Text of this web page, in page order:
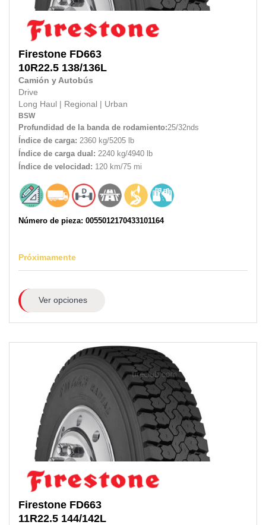
Firestone FD663
10R22.5 138/136L
Camión y Autobús
Drive
Long Haul | Regional | Urban
BSW
Profundidad de la banda de rodamiento:25/32nds
Índice de carga: 2360 kg/5205 lb
Índice de carga dual: 2240 kg/4940 lb
Índice de velocidad: 120 km/75 mi
Número de pieza: 0055012170433101164
Próximamente
Ver opciones
Firestone FD663
11R22.5 144/142L